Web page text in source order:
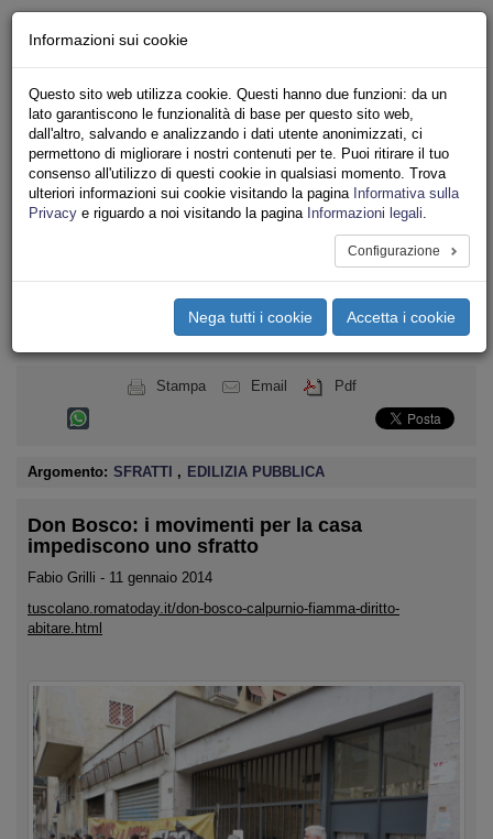
Iscriviti
Ricerca
Area Stampa
Privacy
ASSOCIAZIONI INQUILINI E ABITANTI
navigation
Toggle
Stampa Email Pdf
Argomento: SFRATTI , EDILIZIA PUBBLICA
Don Bosco: i movimenti per la casa
impediscono uno sfratto
Fabio Grilli - 11 gennaio 2014
tuscolano.romatoday.it/don-bosco-calpurnio-fiamma-diritto-
abitare.html
Informazioni sui cookie
Questo sito web utilizza cookie. Questi hanno due funzioni: da un
lato garantiscono le funzionalità di base per questo sito web,
dall'altro, salvando e analizzando i dati utente anonimizzati, ci
permettono di migliorare i nostri contenuti per te. Puoi ritirare il tuo
consenso all'utilizzo di questi cookie in qualsiasi momento. Trova
ulteriori informazioni sui cookie visitando la pagina Informativa sulla
Privacy e riguardo a noi visitando la pagina Informazioni legali.
Configurazione
Nega tutti i cookie Accetta i cookie